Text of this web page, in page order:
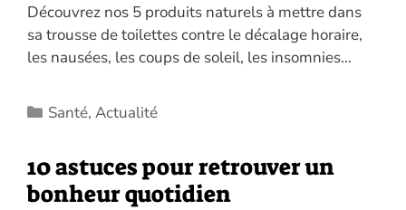
Découvrez nos 5 produits naturels à mettre dans
sa trousse de toilettes contre le décalage horaire,
les nausées, les coups de soleil, les insomnies…
Catégories
Santé,Actualité
10 astuces pour retrouver un
bonheur quotidien